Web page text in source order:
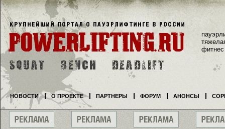
фитнес
НОВОСТИ О ПРОЕКТЕ ПАРТНЕРЫ ФОРУМ АНОНСЫ